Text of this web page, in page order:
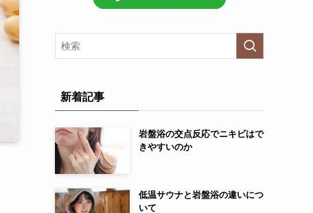
新着記事
岩盤浴の交点反応でニキビはで
きやすいのか
低温サウナと岩盤浴の違いにつ
いて